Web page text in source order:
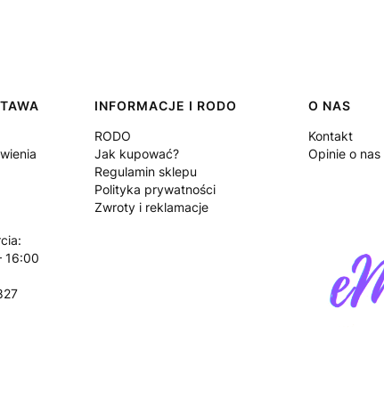
INFORMACJE I RODO
RODO
Jak kupować?
Regulamin sklepu
Polityka prywatności
Zwroty i reklamacje
O NAS
Kontakt
Opinie o nas
16:00